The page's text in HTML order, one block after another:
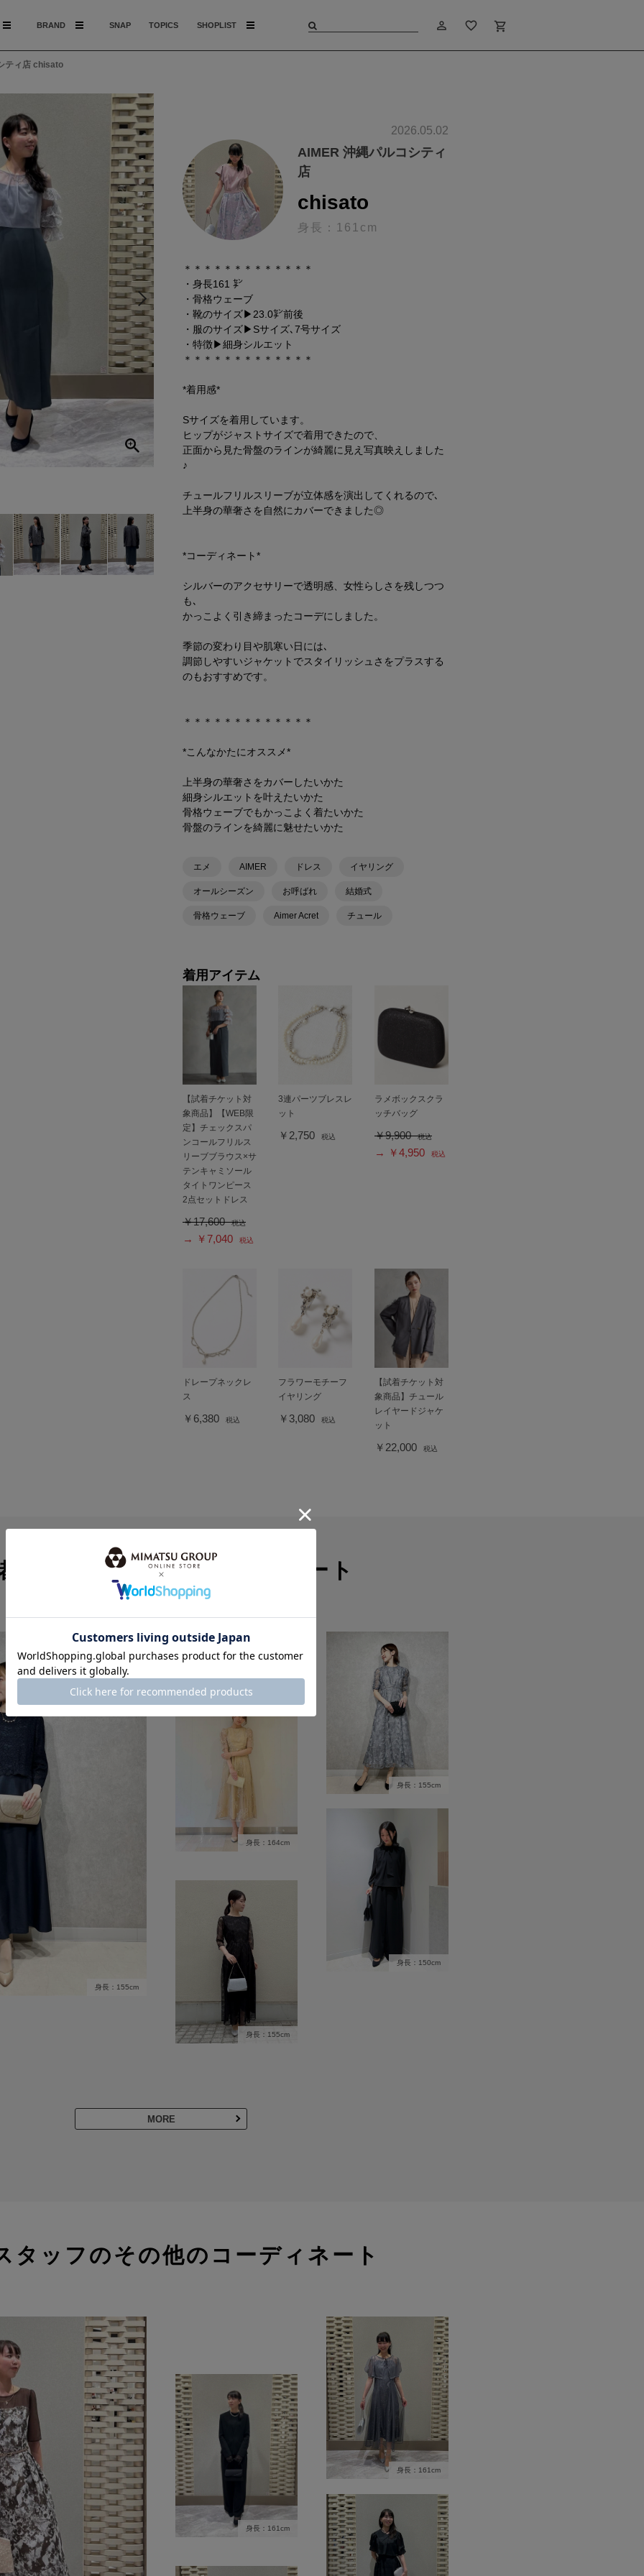
BRAND SNAP TOPICS SHOPLIST person_outline favorite_border shopping_cart
ティ店 chisato
2026.05.02
AIMER 沖縄パルコシティ
店
chisato
身長：161cm
＊＊＊＊＊＊＊＊＊＊＊＊＊
・身長161 ㌢
・骨格ウェーブ
・靴のサイズ▶︎23.0㌢前後
・服のサイズ▶︎Sサイズ､7号サイズ
・特徴▶︎細身シルエット
＊＊＊＊＊＊＊＊＊＊＊＊＊
*着用感*
Sサイズを着用しています。
ヒップがジャストサイズで着用できたので、
正面から見た骨盤のラインが綺麗に見え写真映えしました
♪
チュールフリルスリーブが立体感を演出してくれるので､
上半身の華奢さを自然にカバーできました◎
*コーディネート*
シルバーのアクセサリーで透明感、女性らしさを残しつつ
も､
かっこよく引き締まったコーデにしました。
季節の変わり目や肌寒い日には､
調節しやすいジャケットでスタイリッシュさをプラスする
のもおすすめです。
＊＊＊＊＊＊＊＊＊＊＊＊＊
*こんなかたにオススメ*
上半身の華奢さをカバーしたいかた
細身シルエットを叶えたいかた
骨格ウェーブでもかっこよく着たいかた
骨盤のラインを綺麗に魅せたいかた
エメ AIMER ドレス イヤリング
オールシーズン お呼ばれ 結婚式
骨格ウェーブ Aimer Acret チュール
着用アイテム
【試着チケット対
象商品】【WEB限
定】チェックスパ
ンコールフリルス
リーブブラウス×サ
テンキャミソール
タイトワンピース
2点セットドレス
￥17,600 税込
→ ￥7,040 税込
3連パーツブレスレ
ット
￥2,750 税込
ラメボックスクラ
ッチバッグ
￥9,900 税込
→ ￥4,950 税込
ドレープネックレ
ス
￥6,380 税込
フラワーモチーフ
イヤリング
￥3,080 税込
【試着チケット対
象商品】チュール
レイヤードジャケ
ット
￥22,000 税込
に見られているコーディネート
身長：155cm
身長：164cm
身長：155cm
身長：155cm
身長：150cm
MORE
タッフのその他のコーディネート
身長：161cm
身長：161cm